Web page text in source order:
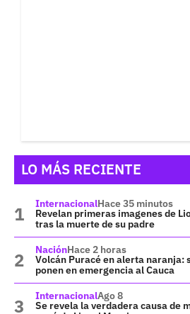
LO MÁS RECIENTE
InternacionalHace 35 minutos
Revelan primeras imagenes de
tras la muerte de su padre
NaciónHace 2 horas
Volcán Puracé en alerta naranja:
ponen en emergencia al Cauca
InternacionalAgo 8
Se revela la verdadera causa de